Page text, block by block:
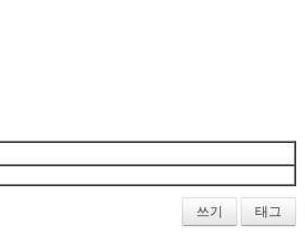
쓰기 태그